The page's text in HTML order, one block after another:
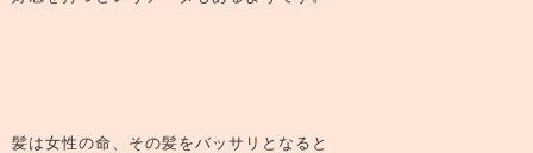
髪は女性の命、その髪をバッサリとなると